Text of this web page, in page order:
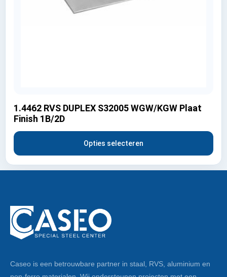
1.4462 RVS DUPLEX S32005 WGW/KGW Plaat
Finish 1B/2D
Opties selecteren
Caseo is een betrouwbare partner in staal, RVS, aluminium en